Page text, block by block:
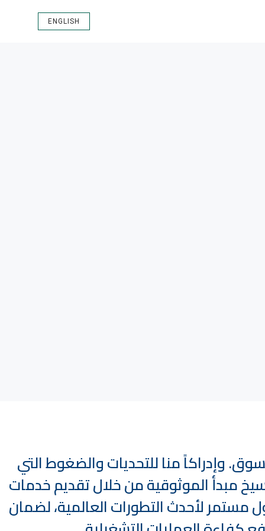
ENGLISH
وإدراكاً منا للتحديات والضغوط التي
مبدأ الموثوقية من خلال تقديم خدمات
مستمر لأحدث التطورات العالمية، لضمان